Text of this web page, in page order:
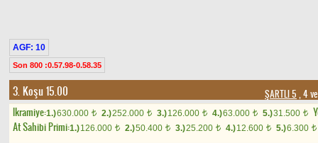
AGF: 10
Son 800 :0.57.98-0.58.35
3. Koşu 15.00 ŞARTLI 5 , 4
Ikramiye:1.)630.000 t 2.)252.000 t 3.)126.000 t 4.)63.000 t 5.)31.500 t
At Sahibi Primi:1.)126.000 t 2.)50.400 t 3.)25.200 t 4.)12.600 t 5.)6.300 t